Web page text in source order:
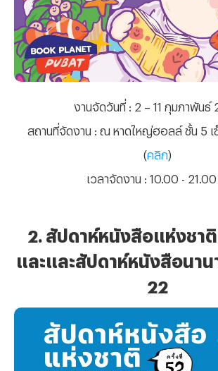
งานจัดวันที่ : 2 – 11 กุมภาพันธ์
สถานที่จัดงาน : ณ หาดใหญ่ฮอลล์ ชั้น 5 เ
(คลิก)
เวลาจัดงาน : 10.00 - 21.00
2. สัปดาห์หนังสือแห่งชา
และและสัปดาห์หนังสือนาน
22